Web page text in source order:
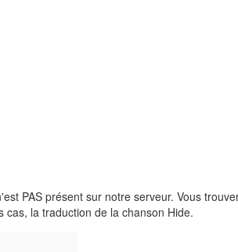
PAS présent sur notre serveur. Vous
cas, la traduction de la chanson Hide.